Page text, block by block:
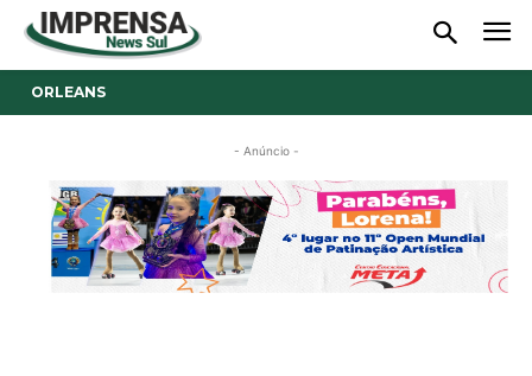
ORLEANS
- Anúncio -